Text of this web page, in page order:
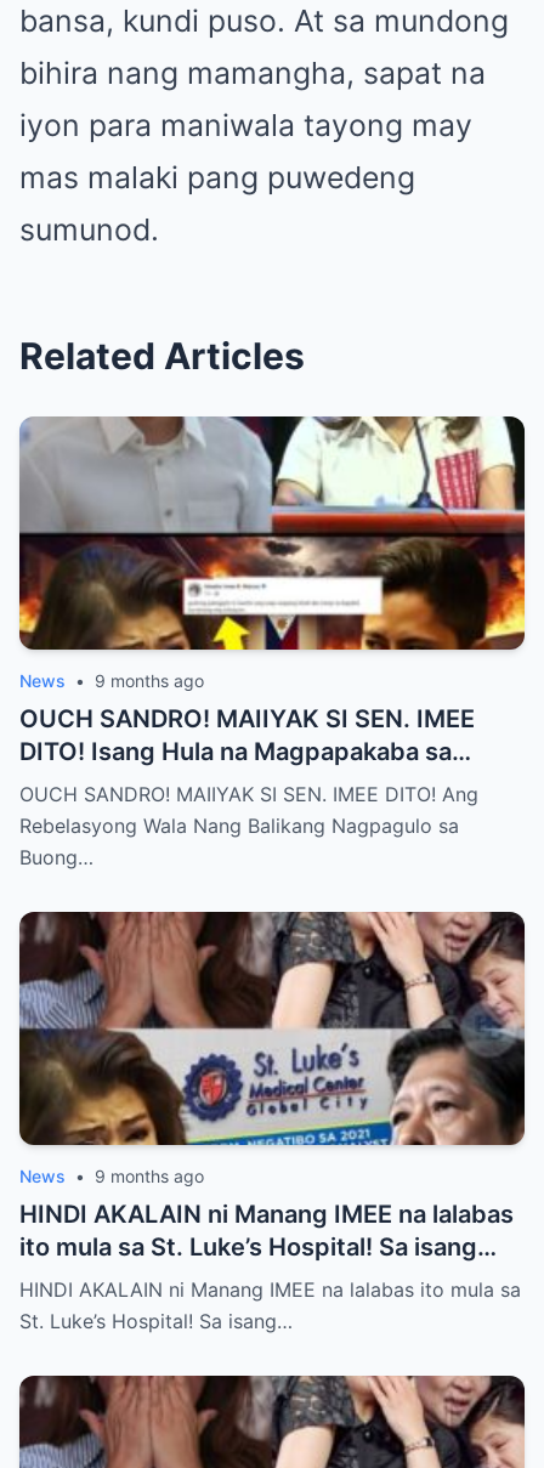
bansa, kundi puso. At sa mundong
bihira nang mamangha, sapat na
iyon para maniwala tayong may
mas malaki pang puwedeng
sumunod.
Related Articles
News • 9 months ago
OUCH SANDRO! MAIIYAK SI SEN. IMEE
DITO! Isang Hula na Magpapakaba sa
Buong Bansa! Ano ang matinding nangyari
sa pagitan nila?
OUCH SANDRO! MAIIYAK SI SEN. IMEE DITO! Ang
Rebelasyong Wala Nang Balikang Nagpagulo sa
Buong…
News • 9 months ago
HINDI AKALAIN ni Manang IMEE na lalabas
ito mula sa St. Luke’s Hospital! Sa isang
tahimik at maalinsangang hapon sa
lungsod ng Quezon, si Manang IMEE, isang
komunidad, ay naglakad papasok sa St.
Luke’s Hospital para sa isang ordinaryong
check-up. Walang sinuman ang
HINDI AKALAIN ni Manang IMEE na lalabas ito mula sa
St. Luke’s Hospital! Sa isang…